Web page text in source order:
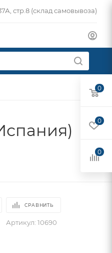
стр.8 (склад самовывоза)
СРАВНИТЬ
Артикул: 10690
0
0
0